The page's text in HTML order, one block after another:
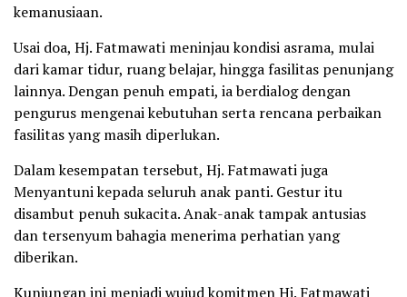
kemanusiaan.
Usai doa, Hj. Fatmawati meninjau kondisi asrama, mulai
dari kamar tidur, ruang belajar, hingga fasilitas penunjang
lainnya. Dengan penuh empati, ia berdialog dengan
pengurus mengenai kebutuhan serta rencana perbaikan
fasilitas yang masih diperlukan.
Dalam kesempatan tersebut, Hj. Fatmawati juga
Menyantuni kepada seluruh anak panti. Gestur itu
disambut penuh sukacita. Anak-anak tampak antusias
dan tersenyum bahagia menerima perhatian yang
diberikan.
Kunjungan ini menjadi wujud komitmen Hj. Fatmawati